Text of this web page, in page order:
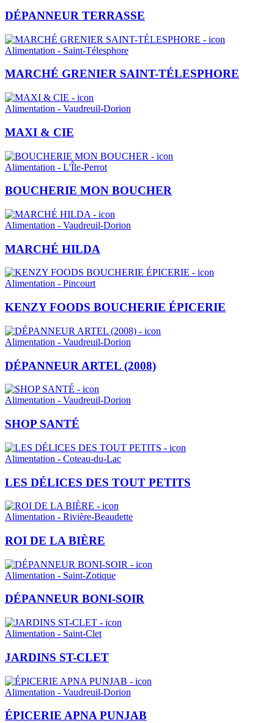
DÉPANNEUR TERRASSE
Alimentation - Saint-Télesphore
MARCHÉ GRENIER SAINT-TÉLESPHORE
Alimentation - Vaudreuil-Dorion
MAXI & CIE
Alimentation - L'Île-Perrot
BOUCHERIE MON BOUCHER
Alimentation - Vaudreuil-Dorion
MARCHÉ HILDA
Alimentation - Pincourt
KENZY FOODS BOUCHERIE ÉPICERIE
Alimentation - Vaudreuil-Dorion
DÉPANNEUR ARTEL (2008)
Alimentation - Vaudreuil-Dorion
SHOP SANTÉ
Alimentation - Coteau-du-Lac
LES DÉLICES DES TOUT PETITS
Alimentation - Rivière-Beaudette
ROI DE LA BIÈRE
Alimentation - Saint-Zotique
DÉPANNEUR BONI-SOIR
Alimentation - Saint-Clet
JARDINS ST-CLET
Alimentation - Vaudreuil-Dorion
ÉPICERIE APNA PUNJAB